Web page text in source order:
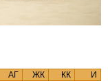
АГ ЖК КК
И